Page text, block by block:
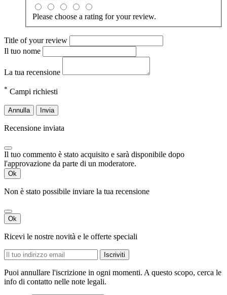
Please choose a rating for your review.
Title of your review
Il tuo nome
La tua recensione
* Campi richiesti
Annulla Invia
Recensione inviata
Il tuo commento è stato acquisito e sarà disponibile dopo
l'approvazione da parte di un moderatore.
Ok
Non è stato possibile inviare la tua recensione
Ok
Ricevi le nostre novità e le offerte speciali
Puoi annullare l'iscrizione in ogni momenti. A questo scopo, cerca le
info di contatto nelle note legali.